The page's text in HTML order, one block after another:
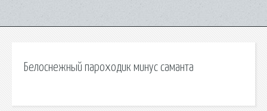
Белоснежный пароходик минус саманта